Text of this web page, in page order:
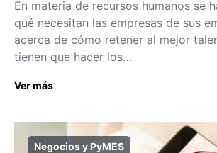
En materia de recursos humanos se
qué necesitan las empresas de sus
acerca de cómo retener al mejor
tienen que hacer los…
Ver más
Negocios y PyMES